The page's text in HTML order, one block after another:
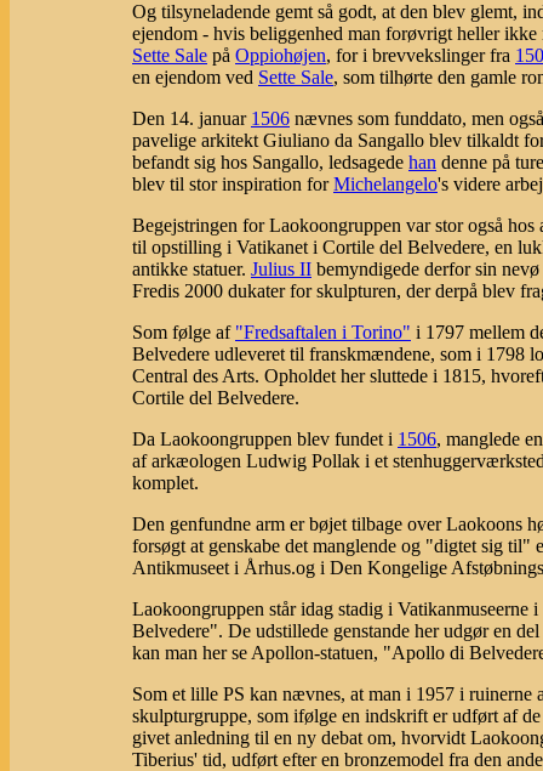
Og tilsyneladende gemt så godt, at den blev glemt,
ejendom - hvis beliggenhed man forøvrigt heller
Sette Sale på Oppiohøjen, for i brevvekslinger fra
en ejendom ved Sette Sale, som tilhørte den gamle
Den 14. januar 1506 nævnes som funddato, men
pavelige arkitekt Giuliano da Sangallo blev tilkaldt
befandt sig hos Sangallo, ledsagede han denne på
blev til stor inspiration forMichelangelo's videre
Begejstringen for Laokoongruppen var stor også hos
til opstilling i Vatikanet i Cortile del Belvedere, en
antikke statuer. Julius II bemyndigede derfor sin nevø
Fredis 2000 dukater for skulpturen, der derpå blev
Som følge af "Fredsaftalen i Torino" i 1797 mellem
Belvedere udleveret til franskmændene, som i 1798
Central des Arts. Opholdet her sluttede i 1815,
Cortile del Belvedere.
Da Laokoongruppen blev fundet i 1506, manglede
af arkæologen Ludwig Pollak i et
komplet.
Den genfundne arm er bøjet tilbage over Laokoons
forsøgt at genskabe det manglende og "digtet sig til"
Antikmuseet i Århus.og i Den Kongelige
Laokoongruppen står idag stadig i
Belvedere". De udstillede genstande her udgør en
kan man her se Apollon-statuen, "Apollo di
Som et lille PS kan nævnes, at man i 1957 i
skulpturgruppe, som ifølge en indskrift er udført af
givet anledning til en ny debat om, hvorvidt
Tiberius' tid, udført efter en bronzemodel fra den